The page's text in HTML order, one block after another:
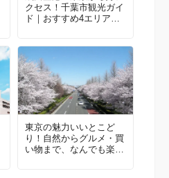
クセス！千葉市観光ガイ
ド｜おすすめ4エリア＆
東京の魅力いいとこど
り！自然からグルメ・買
い物まで、なんでも楽し